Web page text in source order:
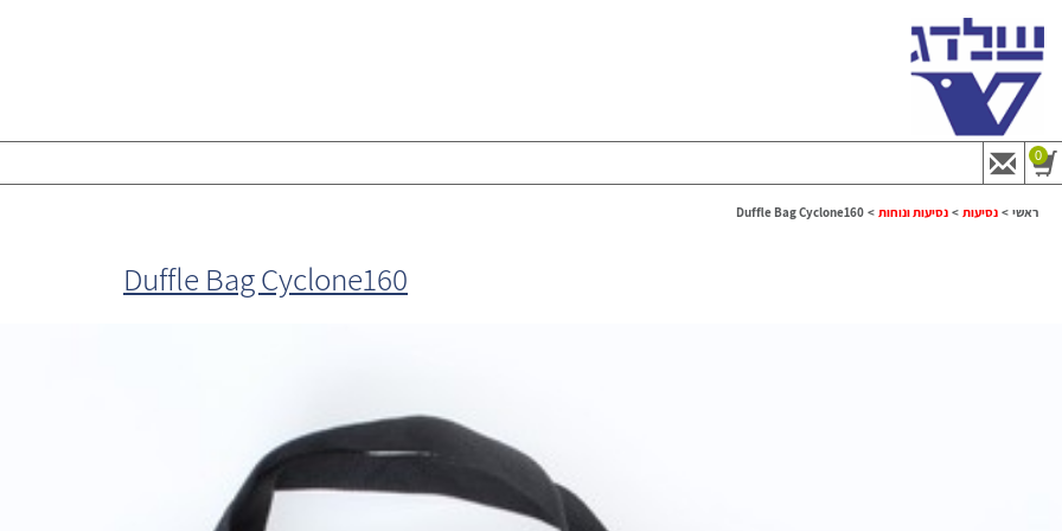
0
ראשי > נסיעות > נסיעות ונוחות >
Duffle Bag Cyclone160
Duffle Bag Cyclone160